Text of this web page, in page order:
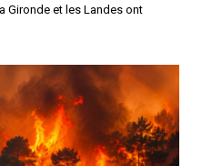
Gironde et les Landes ont